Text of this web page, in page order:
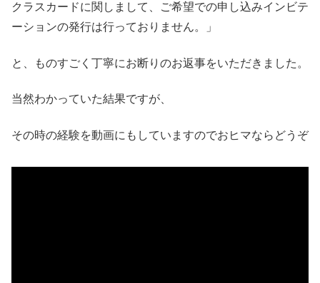
クラスカードに関しまして、ご希望での申し込みインビテ
ーションの発行は行っておりません。」
と、ものすごく丁寧にお断りのお返事をいただきました。
当然わかっていた結果ですが、
その時の経験を動画にもしていますのでおヒマならどうぞ